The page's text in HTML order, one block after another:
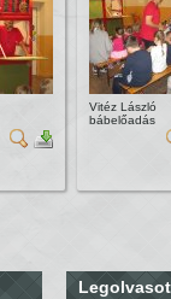
Vitéz László
bábelőadás